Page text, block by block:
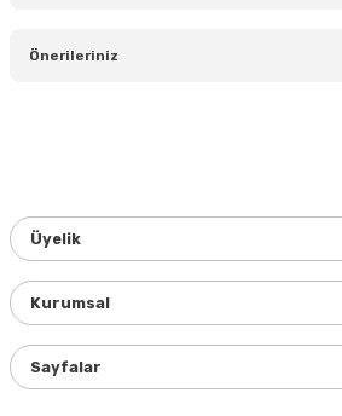
Önerileriniz
Ürün bilgilerinde hatalar bulunuyor.
Bu ürüne benzer farklı alternatifler olmalı.
Üyelik
Kurumsal
Sayfalar